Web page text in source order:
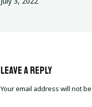
Leave a Reply
Your email address will not